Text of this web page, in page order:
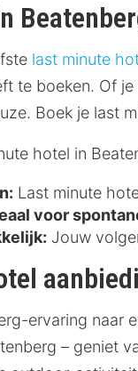
last minute
te boeken. Of
Boek je last
hotel in
Last minute
voor
Jouw
ervaring naar
– geniet